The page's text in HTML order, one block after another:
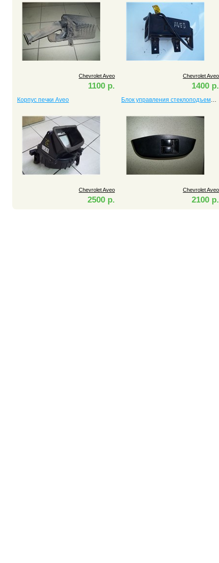
Chevrolet Aveo
1100 р.
Chevrolet Aveo
1400 р.
Корпус печки Aveo
Chevrolet Aveo
2500 р.
Блок управления стеклоподъемниками Aveo
Chevrolet Aveo
2100 р.